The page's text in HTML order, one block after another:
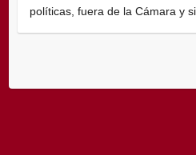
políticas, fuera de la Cámara y